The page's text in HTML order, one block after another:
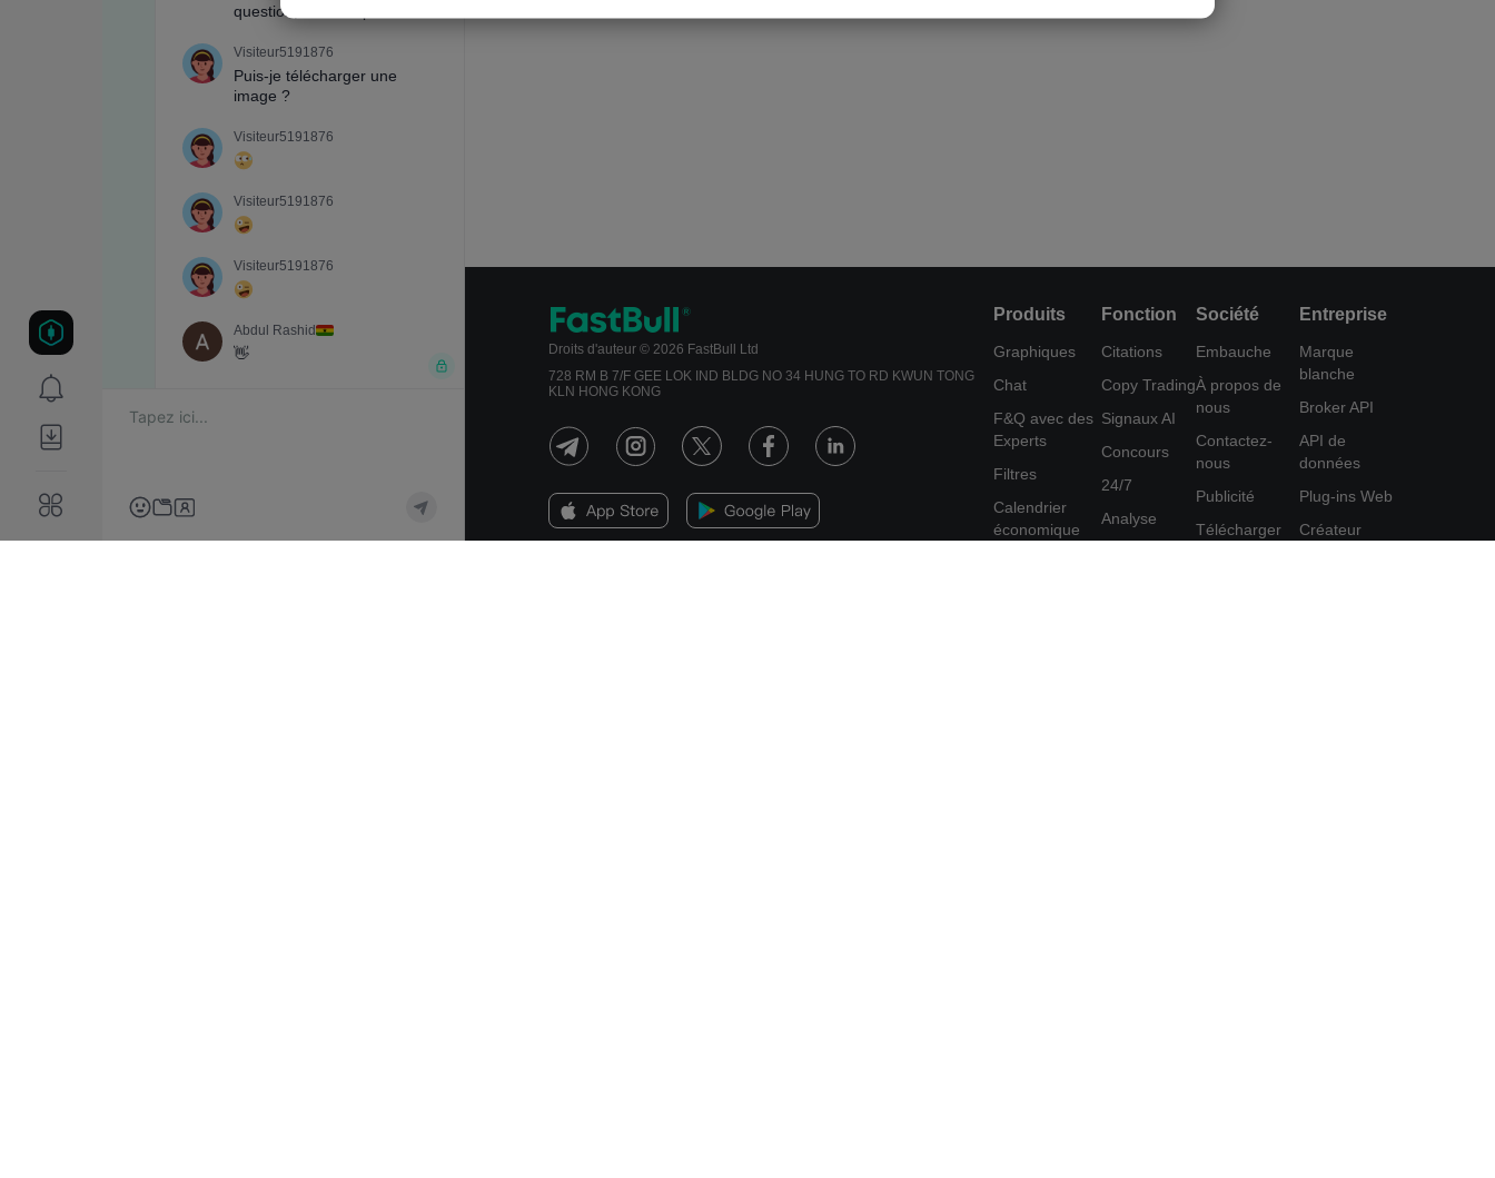
Droits d'auteur © 2026 FastBull Ltd
728 RM B 7/F GEE LOK IND BLDG NO 34 HUNG TO RD KWUN TONG
KLN HONG KONG
Produits
Graphiques
Chat
F&Q avec des
Experts
Filtres
Calendrier
économique
Fonction
Citations
Copy Trading
Signaux AI
Concours
24/7
Analyse
Société
Embauche
À propos de
nous
Contactez-
nous
Publicité
Télécharger
Entreprise
Marque
blanche
Broker API
API de
données
Plug-ins Web
Créateur